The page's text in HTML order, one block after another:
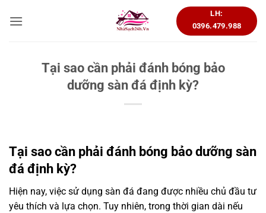
qua
LH:
0396.479.988
Tại sao cần phải đánh bóng bảo
dưỡng sàn đá định kỳ?
Tại sao cần phải đánh bóng bảo dưỡng sàn
đá định kỳ?
Hiện nay, việc sử dụng sàn đá đang được nhiều chủ đầu tư
yêu thích và lựa chọn. Tuy nhiên, trong thời gian dài nếu